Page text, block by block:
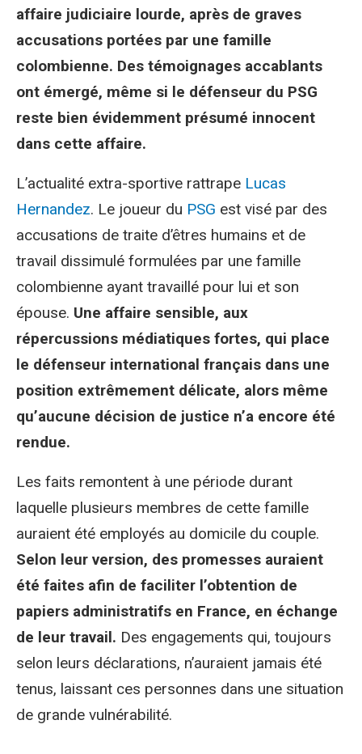
affaire judiciaire lourde, après de graves
accusations portées par une famille
colombienne. Des témoignages accablants
ont émergé, même si le défenseur du PSG
reste bien évidemment présumé innocent
dans cette affaire.
L’actualité extra-sportive rattrape Lucas
Hernandez. Le joueur du PSG est visé par des
accusations de traite d’êtres humains et de
travail dissimulé formulées par une famille
colombienne ayant travaillé pour lui et son
épouse. Une affaire sensible, aux
répercussions médiatiques fortes, qui place
le défenseur international français dans une
position extrêmement délicate, alors même
qu’aucune décision de justice n’a encore été
rendue.
Les faits remontent à une période durant
laquelle plusieurs membres de cette famille
auraient été employés au domicile du couple.
Selon leur version, des promesses auraient
été faites afin de faciliter l’obtention de
papiers administratifs en France, en échange
de leur travail. Des engagements qui, toujours
selon leurs déclarations, n’auraient jamais été
tenus, laissant ces personnes dans une situation
de grande vulnérabilité.